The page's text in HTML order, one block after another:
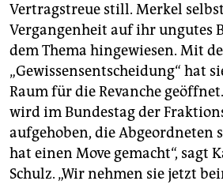
Vertragstreue still. Merkel
Vergangenheit auf ihr ungutes
dem Thema hingewiesen. Mit
„Gewissensentscheidung“ hat
Raum für die Revanche
wird im Bundestag der
aufgehoben, die Abgeordneten
hat einen Move gemacht“, sagt
Schulz. „Wir nehmen sie jetzt